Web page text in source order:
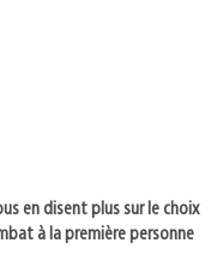
en disent plus sur le choix
à la première personne